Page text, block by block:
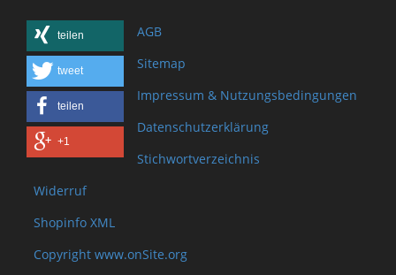
teilen
tweet
teilen
+1
AGB
Sitemap
Impressum & Nutzungsbedingungen
Datenschutzerklärung
Stichwortverzeichnis
Widerruf
Shopinfo XML
Copyright www.onSite.org